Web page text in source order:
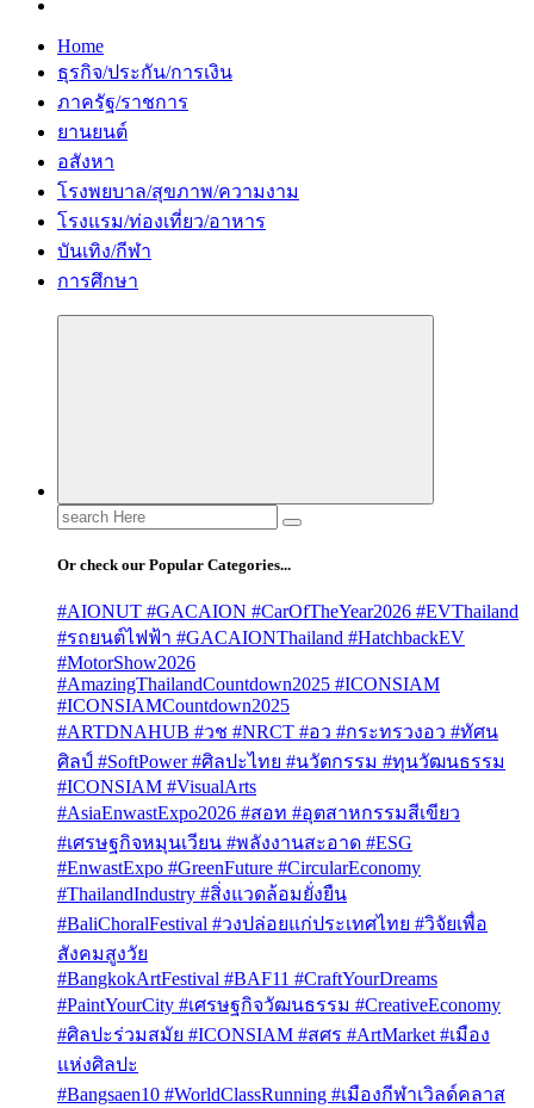
Home
ธุรกิจ/ประกัน/การเงิน
ภาครัฐ/ราชการ
ยานยนต์
อสังหา
โรงพยบาล/สุขภาพ/ความงาม
โรงแรม/ท่องเที่ยว/อาหาร
บันเทิง/กีฬา
การศึกษา
Search
for:
Or check our Popular Categories...
#AIONUT #GACAION #CarOfTheYear2026 #EVThailand
#รถยนต์ไฟฟ้า #GACAIONThailand #HatchbackEV
#MotorShow2026
#AmazingThailandCountdown2025 #ICONSIAM
#ICONSIAMCountdown2025
#ARTDNAHUB #วช #NRCT #อว #กระทรวงอว #ทัศน
ศิลป์ #SoftPower #ศิลปะไทย #นวัตกรรม #ทุนวัฒนธรรม
#ICONSIAM #VisualArts
#AsiaEnwastExpo2026 #สอท #อุตสาหกรรมสีเขียว
#เศรษฐกิจหมุนเวียน #พลังงานสะอาด #ESG
#EnwastExpo #GreenFuture #CircularEconomy
#ThailandIndustry #สิ่งแวดล้อมยั่งยืน
#BaliChoralFestival #วงปล่อยแก่ประเทศไทย #วิจัยเพื่อ
สังคมสูงวัย
#BangkokArtFestival #BAF11 #CraftYourDreams
#PaintYourCity #เศรษฐกิจวัฒนธรรม #CreativeEconomy
#ศิลปะร่วมสมัย #ICONSIAM #สศร #ArtMarket #เมือง
แห่งศิลปะ
#Bangsaen10 #WorldClassRunning #เมืองกีฬาเวิลด์คลาส